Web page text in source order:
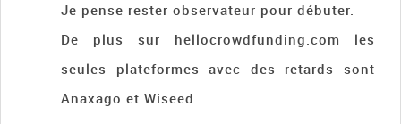
Je pense rester observateur pour débuter.
De plus sur hellocrowdfunding.com les
seules plateformes avec des retards sont
Anaxago et Wiseed